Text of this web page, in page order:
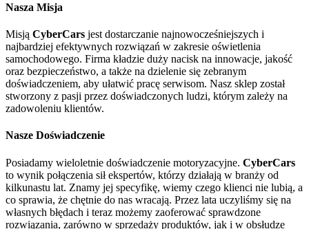
Nasza Misja
Misją CyberCars jest dostarczanie najnowocześniejszych i
najbardziej efektywnych rozwiązań w zakresie oświetlenia
samochodowego. Firma kładzie duży nacisk na innowacje, jakość
oraz bezpieczeństwo, a także na dzielenie się zebranym
doświadczeniem, aby ułatwić pracę serwisom. Nasz sklep został
stworzony z pasji przez doświadczonych ludzi, którym zależy na
zadowoleniu klientów.
Nasze Doświadczenie
Posiadamy wieloletnie doświadczenie motoryzacyjne. CyberCars
to wynik połączenia sił ekspertów, którzy działają w branży od
kilkunastu lat. Znamy jej specyfikę, wiemy czego klienci nie lubią, a
co sprawia, że chętnie do nas wracają. Przez lata uczyliśmy się na
własnych błędach i teraz możemy zaoferować sprawdzone
rozwiązania, zarówno w sprzedaży produktów, jak i w obsłudze